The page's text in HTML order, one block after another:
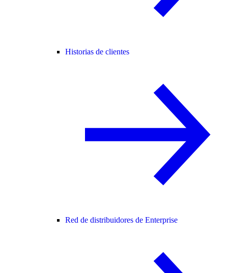
Historias de clientes
Red de distribuidores de Enterprise